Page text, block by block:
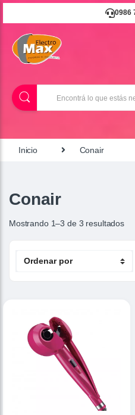
0986
B
u
Inicio Conair
Conair
Mostrando 1–3 de 3 resultados